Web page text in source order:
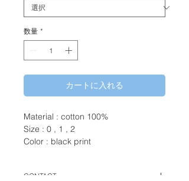
数量 *
カートに入れる
Material : cotton 100%
Size : 0 , 1 , 2
Color : black print
CONTACT.